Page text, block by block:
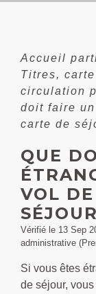
Accueil
Titres,
circulation
doit faire
carte de
QUE
VOL
Vérifié le 13 Sep
administrative
Si vous êtes
de séjour,